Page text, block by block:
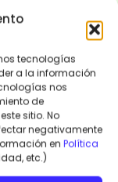
tecnologías
a la información
nos
de
sitio. No
negativamente
en Política
etc.)KOLDA